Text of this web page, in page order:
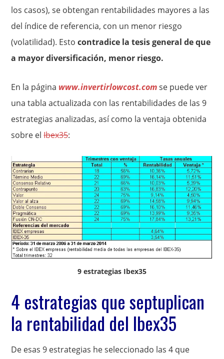
los casos), se obtengan rentabilidades mayores a las
del índice de referencia, con un menor riesgo
(volatilidad). Estocontradice la tesis general de que
a mayor diversificación, menor riesgo.
En la página www.invertirlowcost.comse puede ver
una tabla actualizada con las rentabilidades de las 9
estrategias analizadas, así como la ventaja obtenida
sobre elIbex35:
9 estrategias Ibex35
4 estrategias que septuplican
la rentabilidad del Ibex35
De esas 9 estrategias he seleccionado las 4 que